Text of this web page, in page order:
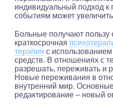
индивидуальный подход
событиям может
Больные получают пользу
краткосрочная
терапия с
средств. В отношениях с
разрешать, переживать и
Новые переживания в
внутренний мир.
редактирование – новый